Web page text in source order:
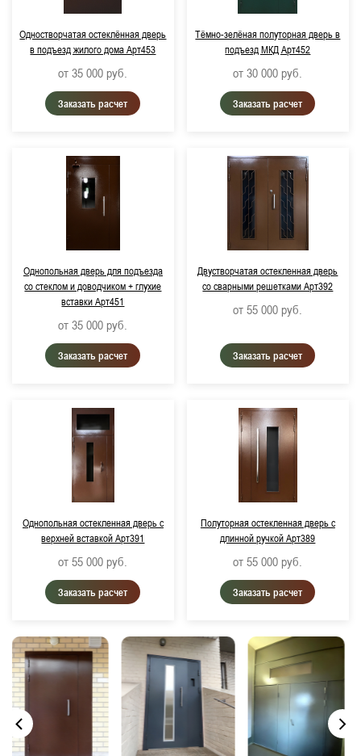
Одностворчатая остеклённая дверь
в подъезд жилого дома Арт453
от 35 000 руб.
Заказать расчет
Тёмно-зелёная полуторная дверь в
подъезд МКД Арт452
от 30 000 руб.
Заказать расчет
Однопольная дверь для подъезда
со стеклом и доводчиком + глухие
вставки Арт451
от 35 000 руб.
Заказать расчет
Двустворчатая остекленная дверь
со сварными решетками Арт392
от 55 000 руб.
Заказать расчет
Однопольная остекленная дверь с
верхней вставкой Арт391
от 55 000 руб.
Заказать расчет
Полуторная остекленная дверь с
длинной ручкой Арт389
от 55 000 руб.
Заказать расчет